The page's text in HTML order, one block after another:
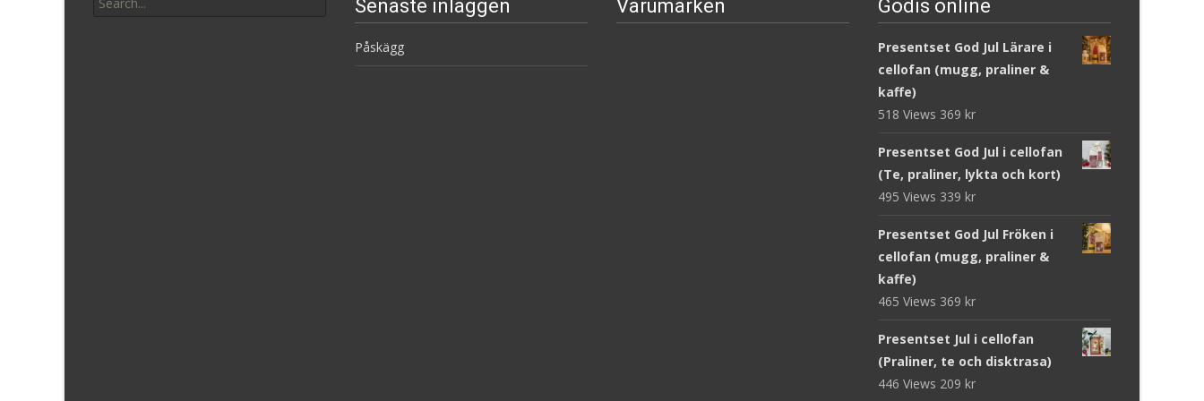
for:
Senaste inläggen
Påskägg
Varumärken Godis online
Presentset God Jul Lärare i
cellofan (mugg, praliner &
kaffe)
518 Views 369 kr
Presentset God Jul i cellofan
(Te, praliner, lykta och kort)
495 Views 339 kr
Presentset God Jul Fröken i
cellofan (mugg, praliner &
kaffe)
465 Views 369 kr
Presentset Jul i cellofan
(Praliner, te och disktrasa)
446 Views 209 kr